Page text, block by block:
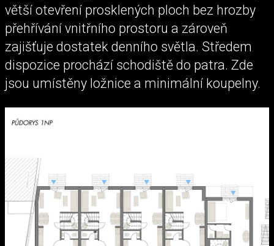
větší otevření prosklených ploch bez hrozby
přehřívání vnitřního prostoru a zároveň
zajišťuje dostatek denního světla. Středem
dispozice prochází schodiště do patra. Zde
jsou umístěny ložnice a minimální koupelny.